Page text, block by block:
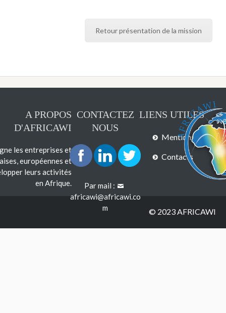
Retour présentation de la mission
A PROPOS
D'AFRICAWI
les entreprises et
européennes et
leurs activités
en Afrique.
CONTACTEZ
NOUS
Par mail :
africawi@africawi.co
m
LIENS UTILES
Mentions légales
Contacts
© 2023 AFRICAWI